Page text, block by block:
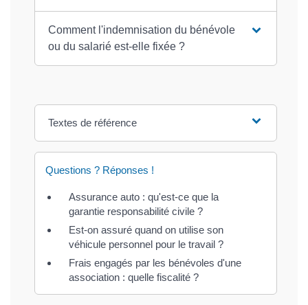
Comment l'indemnisation du bénévole
ou du salarié est-elle fixée ?
Textes de référence
Questions ? Réponses !
Assurance auto : qu'est-ce que la
garantie responsabilité civile ?
Est-on assuré quand on utilise son
véhicule personnel pour le travail ?
Frais engagés par les bénévoles d'une
association : quelle fiscalité ?